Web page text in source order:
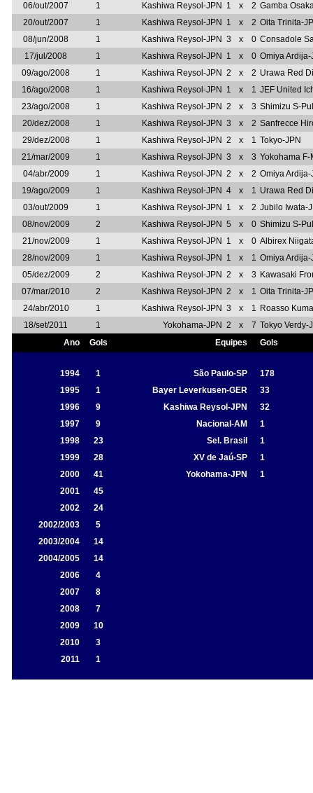
06/out/2007
1 Kashiwa Reysol-JPN 1 x 2 Gamba
20/out/2007
1 Kashiwa Reysol-JPN 1 x 2 Oita Trinita-
08/jun/2008
1 Kashiwa Reysol-JPN 3 x 0 Consadole
17/jul/2008
1 Kashiwa Reysol-JPN 1 x 0 Omiya Ardija-
09/ago/2008
1 Kashiwa Reysol-JPN 2 x 2 Urawa Red
16/ago/2008
1 Kashiwa Reysol-JPN 1 x 1 JEF United
23/ago/2008
1 Kashiwa Reysol-JPN 2 x 3 Shimizu S-
20/dez/2008
1 Kashiwa Reysol-JPN 3 x 2 Sanfrecce
29/dez/2008
1 Kashiwa Reysol-JPN 2 x 1 Tokyo-JPN
21/mar/2009
1 Kashiwa Reysol-JPN 3 x 3 Yokohama
04/abr/2009
1 Kashiwa Reysol-JPN 2 x 2 Omiya Ardija-
19/ago/2009
1 Kashiwa Reysol-JPN 4 x 1 Urawa Red
03/out/2009
1 Kashiwa Reysol-JPN 1 x 2 Jubilo Iwata-
08/nov/2009
2 Kashiwa Reysol-JPN 5 x 0 Shimizu S-
21/nov/2009
1 Kashiwa Reysol-JPN 1 x 0 Albirex
28/nov/2009
1 Kashiwa Reysol-JPN 1 x 1 Omiya Ardija-
05/dez/2009
2 Kashiwa Reysol-JPN 2 x 3 Kawasaki
07/mar/2010
2 Kashiwa Reysol-JPN 2 x 1 Oita Trinita-
24/abr/2010
1 Kashiwa Reysol-JPN 3 x 1 Roasso
18/set/2011
1 Yokohama-JPN 2 x 7 Tokyo Verdy-
Ano
Gols Equipes Gols
1994 1 São Paulo-SP
178
1995
1 Bayer Leverkusen-GER
33
1996
9 Kashiwa Reysol-JPN
32
1997
9 Nacional-AM
1
1998
23 Sel. Brasil
1
1999
28 XV de Jaú-SP
1
2000
41 Yokohama-JPN
1
2001
45
2002
24
2002/2003
5
2003/2004
14
2004/2005
14
2006
4
2007
8
2008
7
2009
10
2010
3
2011
1